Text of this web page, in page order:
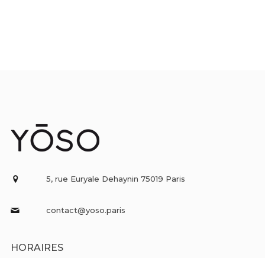
5, rue Euryale Dehaynin 75019 Paris
contact@yoso.paris
HORAIRES